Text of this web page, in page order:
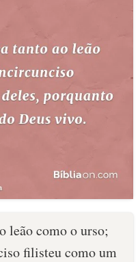
leão como o urso;
filisteu como um